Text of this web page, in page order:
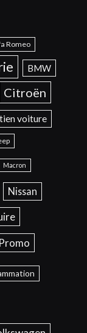
Romeo
BMW
Citroën
voiture
Macron
Nissan
Promo